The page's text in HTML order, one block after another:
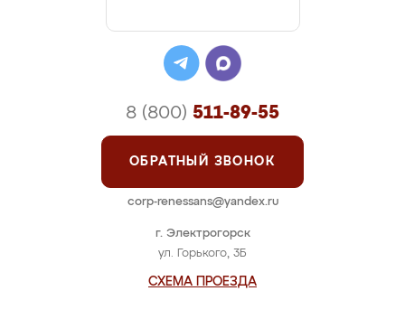
г. Электрогорск
ул. Горького, 3Б
СХЕМА ПРОЕЗДА
8 (800) 511-89-55
ОБРАТНЫЙ ЗВОНОК
corp-renessans@yandex.ru